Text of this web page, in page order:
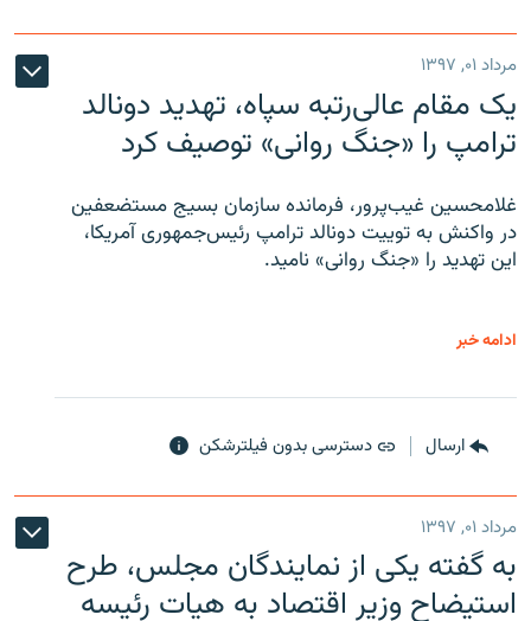
مرداد ۰۱, ۱۳۹۷
یک مقام عالی‌رتبه سپاه، تهدید دونالد
ترامپ را «جنگ روانی» توصیف کرد
غلامحسین غیب‌پرور، فرمانده سازمان بسیج مستضعفین
در واکنش به توییت دونالد ترامپ رئیس‌جمهوری آمریکا،
این تهدید را «جنگ روانی» نامید.
ادامه خبر
ارسال دسترسی بدون فیلترشکن
مرداد ۰۱, ۱۳۹۷
به گفته یکی از نمایندگان مجلس، طرح
استیضاح وزیر اقتصاد به هیات رئیسه